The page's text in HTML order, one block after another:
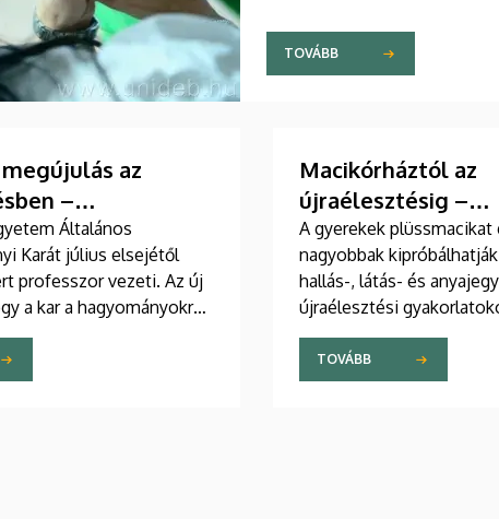
TOVÁBB
az
–
az új ÁOK-dékán
Általános
Karát július elsejétől
professzor vezeti. Az új
a kar a hagyományokra
oktatási, kutatási
Kiemelt
meg az orvosképzés
Macikórháztól az
újraélesztésig –
Campuson
A gyerekek plüssmacikat
nagyobbak
hallás-, látás- és
újraélesztési
zeneterápiás és a
támogató prevenciós
részt vehetnek a július
TOVÁBB